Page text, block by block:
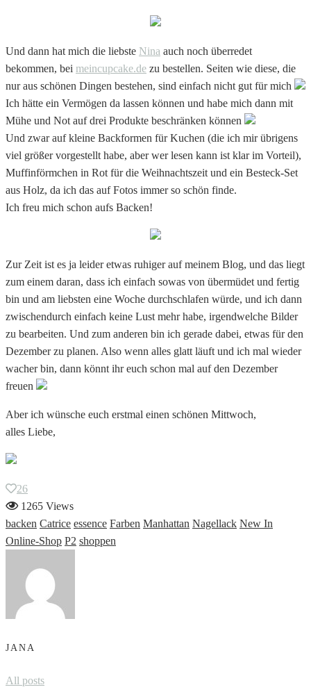
Und dann hat mich die liebste Nina auch noch überredet
bekommen, bei meincupcake.de zu bestellen. Seiten wie diese, die
nur aus schönen Dingen bestehen, sind einfach nicht gut für mich
Ich hätte ein Vermögen da lassen können und habe mich dann mit
Mühe und Not auf drei Produkte beschränken können
Und zwar auf kleine Backformen für Kuchen (die ich mir übrigens
viel größer vorgestellt habe, aber wer lesen kann ist klar im Vorteil),
Muffinförmchen in Rot für die Weihnachtszeit und ein Besteck-Set
aus Holz, da ich das auf Fotos immer so schön finde.
Ich freu mich schon aufs Backen!
Zur Zeit ist es ja leider etwas ruhiger auf meinem Blog, und das liegt
zum einem daran, dass ich einfach sowas von übermüdet und fertig
bin und am liebsten eine Woche durchschlafen würde, und ich dann
zwischendurch einfach keine Lust mehr habe, irgendwelche Bilder
zu bearbeiten. Und zum anderen bin ich gerade dabei, etwas für den
Dezember zu planen. Also wenn alles glatt läuft und ich mal wieder
wacher bin, dann könnt ihr euch schon mal auf den Dezember
freuen
Aber ich wünsche euch erstmal einen schönen Mittwoch,
alles Liebe,
26
1265 Views
backen Catrice essence Farben Manhattan Nagellack New In
Online-Shop P2 shoppen
JANA
All posts